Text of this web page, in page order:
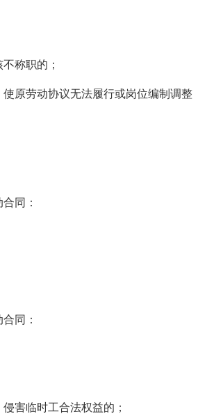
称职的；
原劳动协议无法履行或岗位编制调整
同：
同：
害临时工合法权益的；